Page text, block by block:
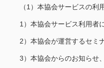
（1）本協会サービスの利
1）本協会サービス利用者
2）本協会が運営するセミ
3）本協会からのお知らせ